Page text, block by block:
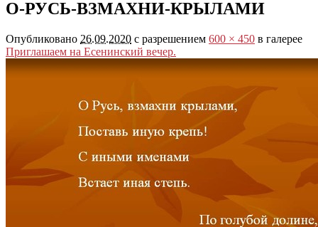
О-РУСЬ-ВЗМАХНИ-КРЫЛАМИ
Опубликовано 26.09.2020 с разрешением 600 × 450 в галерее
Приглашаем на Есенинский вечер.